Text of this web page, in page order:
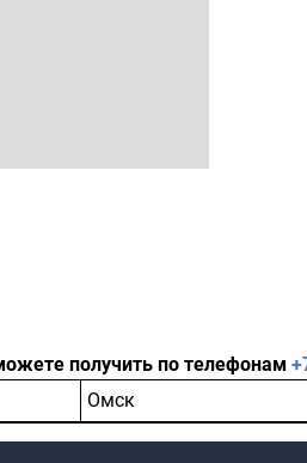
получить по телефонам
Омск